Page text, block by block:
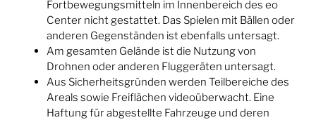
Fortbewegungsmitteln im Innenbereich des eo
Center nicht gestattet. Das Spielen mit Bällen oder
anderen Gegenständen ist ebenfalls untersagt.
Am gesamten Gelände ist die Nutzung von
Drohnen oder anderen Fluggeräten untersagt.
Aus Sicherheitsgründen werden Teilbereiche des
Areals sowie Freiflächen videoüberwacht. Eine
Haftung für abgestellte Fahrzeuge und deren